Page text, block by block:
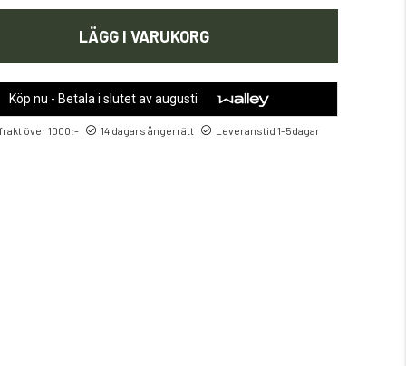
LÄGG I VARUKORG
Köp nu - Betala i slutet av augusti
över 1000:- 14 dagars ångerrätt Leveranstid 1-5dagar